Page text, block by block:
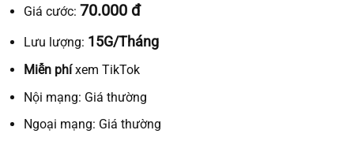
Giá cước:70.000 đ
Lưu lượng: 15G/Tháng
Miễn phíxem TikTok
Nội mạng: Giá thường
Ngoại mạng: Giá thường